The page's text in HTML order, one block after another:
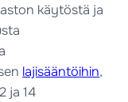
käytöstä ja
lajisääntöihin,
ja 14